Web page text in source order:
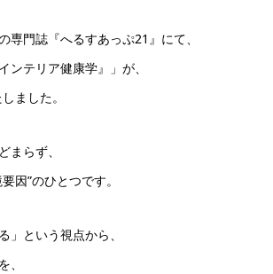
門誌『へるすあっぷ21』にて、
テリア健康学』」が、
ました。
らず、
因”のひとつです。
という視点から、